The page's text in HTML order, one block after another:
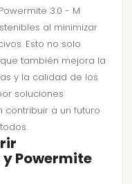
3.0 - M
al minimizar
Esto no solo
también mejora la
y la calidad de los
soluciones
contribuir a un futuro
Powermite